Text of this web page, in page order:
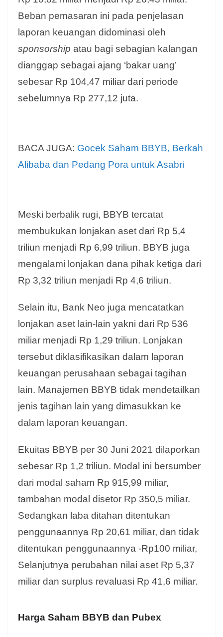
Beban pemasaran ini pada penjelasan
laporan keuangan didominasi oleh
sponsorship atau bagi sebagian kalangan
dianggap sebagai ajang ‘bakar uang’
sebesar Rp 104,47 miliar dari periode
sebelumnya Rp 277,12 juta.
BACA JUGA: Gocek Saham BBYB, Berkah
Alibaba dan Pedang Pora untuk Asabri
Meski berbalik rugi, BBYB tercatat
membukukan lonjakan aset dari Rp 5,4
triliun menjadi Rp 6,99 triliun. BBYB juga
mengalami lonjakan dana pihak ketiga dari
Rp 3,32 triliun menjadi Rp 4,6 triliun.
Selain itu, Bank Neo juga mencatatkan
lonjakan aset lain-lain yakni dari Rp 536
miliar menjadi Rp 1,29 triliun. Lonjakan
tersebut diklasifikasikan dalam laporan
keuangan perusahaan sebagai tagihan
lain. Manajemen BBYB tidak mendetailkan
jenis tagihan lain yang dimasukkan ke
dalam laporan keuangan.
Ekuitas BBYB per 30 Juni 2021 dilaporkan
sebesar Rp 1,2 triliun. Modal ini bersumber
dari modal saham Rp 915,99 miliar,
tambahan modal disetor Rp 350,5 miliar.
Sedangkan laba ditahan ditentukan
penggunaannya Rp 20,61 miliar, dan tidak
ditentukan penggunaannya -Rp100 miliar,
Selanjutnya perubahan nilai aset Rp 5,37
miliar dan surplus revaluasi Rp 41,6 miliar.
Harga Saham BBYB dan Pubex